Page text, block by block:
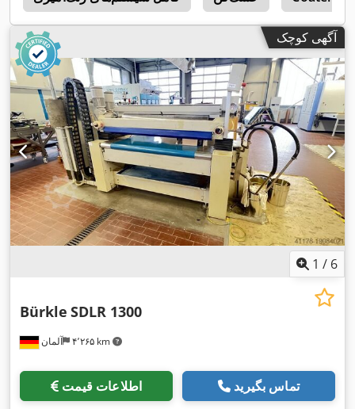
آگهی کوچک
1 / 6
آلمان ۴٬۲۶۵ km
Bürkle SDLR 1300
اطلاعات قیمت تماس بگیرید